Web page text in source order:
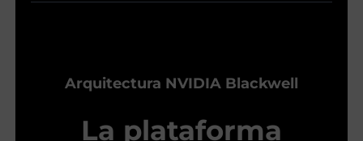
Arquitectura NVIDIA Blackwell
La plataforma